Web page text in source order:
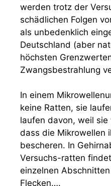
werden trotz der
schädlichen Folgen
als unbedenklich
Deutschland (aber
höchsten
Zwangsbestrahlung
In einem
keine Ratten, sie
laufen davon, weil
dass die Mikrowellen
bescheren. In
Versuchs-ratten
einzelnen
Flecken….